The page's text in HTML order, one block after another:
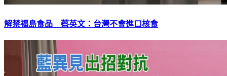
解禁福島食品 蔡英文：台灣不會進口核食